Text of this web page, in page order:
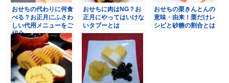
おせちの代わりに何食
べる？お正月にふさわ
しい代用メニューをご
紹介
おせちに肉はNG？お
正月にやってはいけな
いタブーとは
おせちの栗きんとんの
意味・由来！栗だけレ
シピと砂糖の割合とは